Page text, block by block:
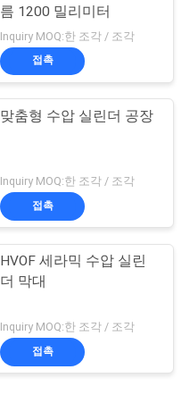
름 1200 밀리미터
Inquiry MOQ:한 조각 / 조각
접촉
맞춤형 수압 실린더 공장
Inquiry MOQ:한 조각 / 조각
접촉
HVOF 세라믹 수압 실린
더 막대
Inquiry MOQ:한 조각 / 조각
접촉